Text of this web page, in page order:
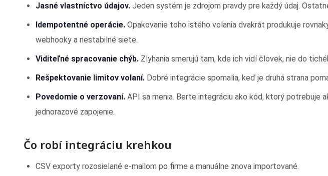
Jasné vlastníctvo údajov. Jeden systém je zdrojom pravdy pre každý údaj.
Idempotentné operácie. Opakovanie toho istého volania dvakrát produkuje
webhooky a nestabilné siete.
Viditeľné spracovanie chýb. Zlyhania smerujú tam, kde ich vidí človek, nie do
Rešpektovanie limitov volaní. Dobré integrácie spomalia, keď je druhá strana
Povedomie o verzovaní. API sa menia. Berte integráciu ako kód, ktorý potrebuje
jednorazové zapojenie.
Čo robí integráciu krehkou
CSV exporty rozosielané e-mailom po firme a manuálne znova importované.